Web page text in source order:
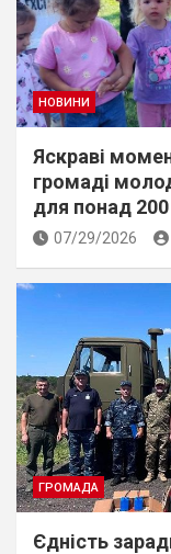
НОВИНИ
Яскраві
громаді
для понад 200
07/29/2026
ГРОМАДА
Єдність